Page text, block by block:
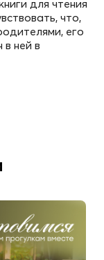
для чтения
что,
его
ней в